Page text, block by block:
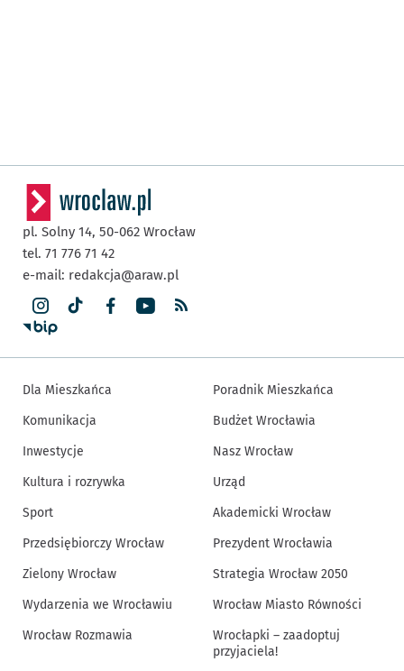
pl. Solny 14, 50-062 Wrocław
tel. 71 776 71 42
e-mail: redakcja@araw.pl
Dla Mieszkańca
Komunikacja
Inwestycje
Kultura i rozrywka
Sport
Przedsiębiorczy Wrocław
Zielony Wrocław
Wydarzenia we Wrocławiu
Wrocław Rozmawia
Poradnik Mieszkańca
Budżet Wrocławia
Nasz Wrocław
Urząd
Akademicki Wrocław
Prezydent Wrocławia
Strategia Wrocław 2050
Wrocław Miasto Równości
Wrocłapki – zaadoptuj
przyjaciela!